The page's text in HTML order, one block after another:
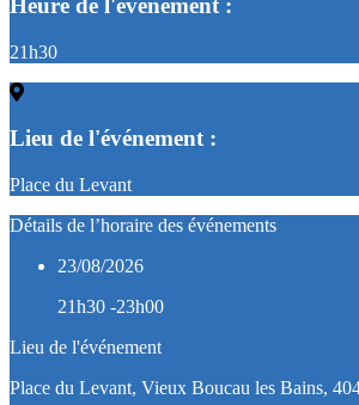
Heure de l'événement :
21h30
Lieu de l'événement :
Place du Levant
Détails de l’horaire des événements
23/08/2026
21h30 -23h00
Lieu de l'événement
Place du Levant, Vieux Boucau les Bains,